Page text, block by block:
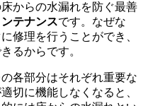
からの水漏れを防ぐ最善
テナンスです。なぜな
修理を行うことができ、
るからです。
各部分はそれぞれ重要な
切に機能しなくなると、